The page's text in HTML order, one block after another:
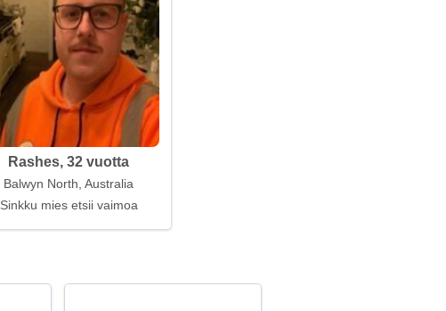
Rashes, 32 vuotta
Balwyn North, Australia
Sinkku mies etsii vaimoa